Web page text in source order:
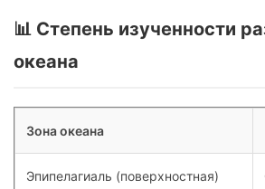
📊 Степень изученности
океана
Зона океана
Эпипелагиаль (поверхностная)